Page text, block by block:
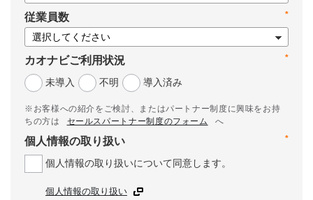
*
従業員数
*
カオナビご利用状況
未導入
不明 導入済み
※お客様への紹介をご検討、またはパートナー制度に興味をお持
ちの方は
セールスパートナー制度のフォーム
へ
*
個人情報の取り扱い
個人情報の取り扱いについて同意します。
個人情報の取り扱い